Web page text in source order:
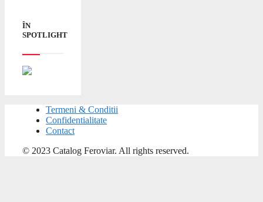
ÎN
SPOTLIGHT
Termeni & Conditii
Confidentialitate
Contact
© 2023 Catalog Feroviar. All rights reserved.